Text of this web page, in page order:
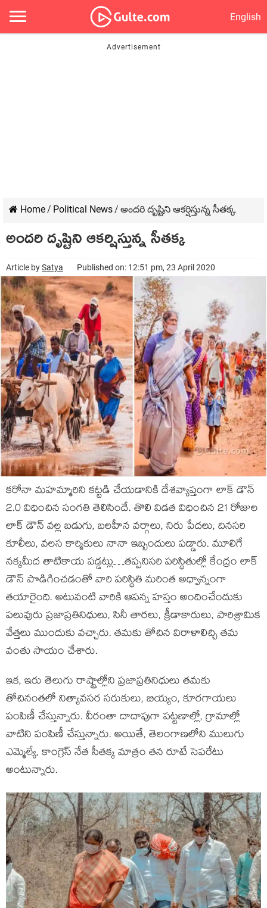
English
Home/ Political News/ అందరి దృష్టిని ఆకర్షిస్తున్న సీతక్క
అందరి దృష్టిని ఆకర్షిస్తున్న సీతక్క
Article bySatya Published on: 12:51 pm, 23 April 2020
కరోనా మహమ్మారిని కట్టడి చేయడానికి దేశవ్యాప్తంగా లాక్ డౌన్
2.0 విధించిన సంగతి తెలిసిందే. తొలి విడత విధించిన 21 రోజుల
లాక్ డౌన్ వల్ల బడుగు, బలహీన వర్గాలు, నిరు పేదలు, దినసరి
కూలీలు, వలస కార్మికులు నానా ఇబ్బందులు పడ్డారు. మూలిగే
నక్కమీద తాటికాయ పడ్డట్లు…తప్పనిసరి పరిస్థితుల్లో కేంద్రం లాక్
డౌన్ పొడిగించడంతో వారి పరిస్థితి మరింత అధ్వాన్నంగా
తయారైంది. అటువంటి వారికి ఆపన్న హస్తం అందించేందుకు
పలువురు ప్రజాప్రతినిధులు, సినీ తారలు, క్రీడాకారులు, పారిశ్రామిక
వేత్తలు ముందుకు వచ్చారు. తమకు తోచిన విరాళాలిచ్చి తమ
వంతు సాయం చేశారు.
ఇక, ఇరు తెలుగు రాష్ట్రాల్లోని ప్రజాప్రతినిధులు తమకు
తోచినంతలో నిత్యావసర సరుకులు, బియ్యం, కూరగాయలు
పంపిణీ చేస్తున్నారు. వీరంతా దాదాపుగా పట్టణాల్లో, గ్రామాల్లో
వాటిని పంపిణీ చేస్తున్నారు. అయితే, తెలంగాణలోని ములుగు
ఎమ్మెల్యే, కాంగ్రెస్ నేత సీతక్క మాత్రం తన రూటే సెపరేటు
అంటున్నారు.